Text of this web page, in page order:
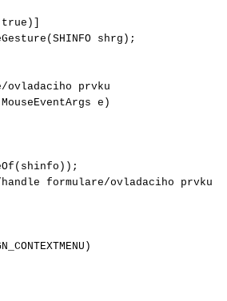
shrg);
e)
formulare/ovladaciho prvku